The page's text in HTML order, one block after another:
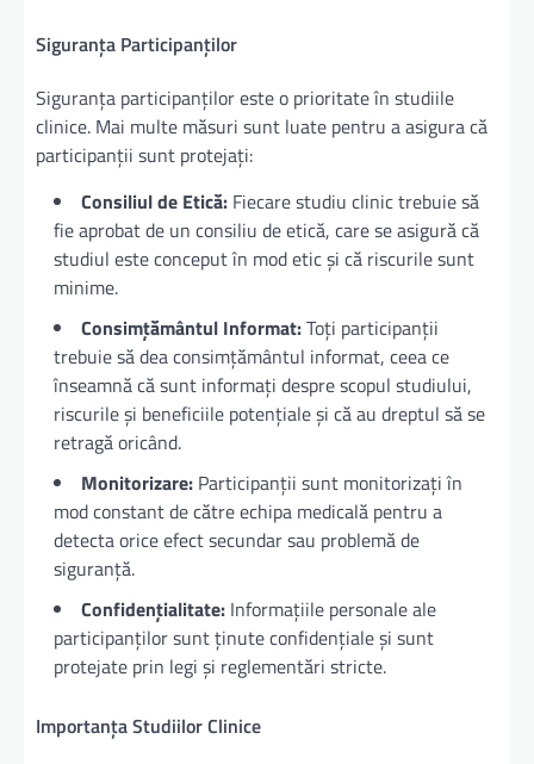
Siguranța Participanților
Siguranța participanților este o prioritate în studiile
clinice. Mai multe măsuri sunt luate pentru a asigura că
participanții sunt protejați:
Consiliul de Etică: Fiecare studiu clinic trebuie să
fie aprobat de un consiliu de etică, care se asigură că
studiul este conceput în mod etic și că riscurile sunt
minime.
Consimțământul Informat:Toți participanții
trebuie să dea consimțământul informat, ceea ce
înseamnă că sunt informați despre scopul studiului,
riscurile și beneficiile potențiale și că au dreptul să se
retragă oricând.
Monitorizare: Participanții sunt monitorizați în
mod constant de către echipa medicală pentru a
detecta orice efect secundar sau problemă de
siguranță.
Confidențialitate: Informațiile personale ale
participanților sunt ținute confidențiale și sunt
protejate prin legi și reglementări stricte.
Importanța Studiilor Clinice